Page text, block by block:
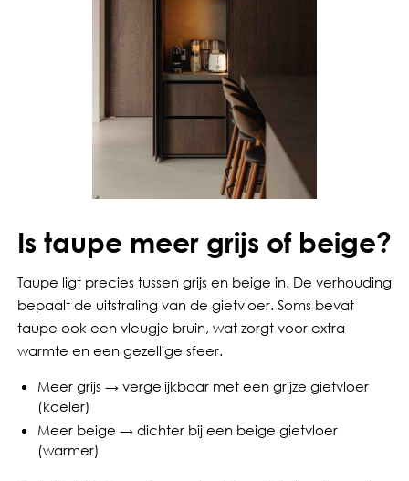
Is taupe meer grijs of beige?
Taupe ligt precies tussen grijs en beige in. De verhouding
bepaalt de uitstraling van de gietvloer. Soms bevat
taupe ook een vleugje bruin, wat zorgt voor extra
warmte en een gezellige sfeer.
Meer grijs → vergelijkbaar met een grijze gietvloer
(koeler)
Meer beige → dichter bij een beige gietvloer
(warmer)